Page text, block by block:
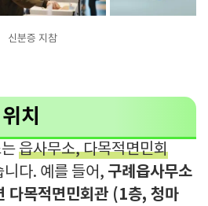
신분증 지참
치
읍사무소, 다목적면민회
다. 예를 들어, 구례읍사무소
다목적면민회관 (1층, 청마